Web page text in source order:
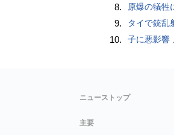
8. 原爆の犠牲
9. タイで銃乱
10. 子に悪影響
ニューストップ
主要